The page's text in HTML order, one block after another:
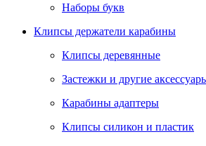
Наборы букв
Клипсы держатели карабины
Клипсы деревянные
Застежки и другие
Карабины адаптеры
Клипсы силикон и пластик